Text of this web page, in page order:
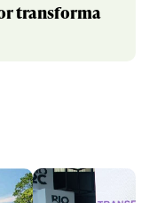
transforma